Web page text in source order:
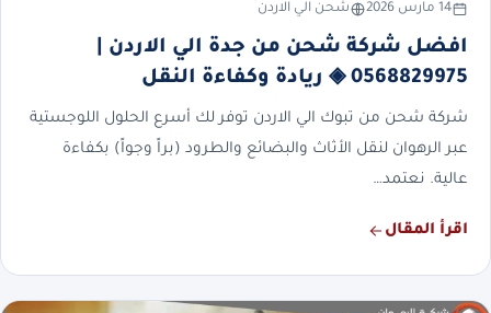
14 مارس 2026 شحن الي الاردن
افضل شركة شحن من جدة الي الاردن |
0568829975 ◈ ريادة وكفاءة النقل
شركة شحن من تبوك الي الاردن توفر لك أسرع الحلول اللوجستية
عبر الرهوان لنقل الأثاث والبضائع والطرود (براً وجواً) بكفاءة
عالية. نعتمد…
اقرأ المقال